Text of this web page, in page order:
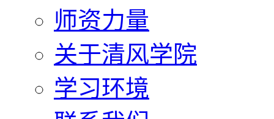
师资力量
关于清风学院
学习环境